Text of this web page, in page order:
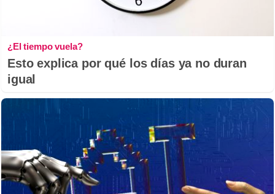
¿El tiempo vuela?
Esto explica por qué los días ya no duran
igual